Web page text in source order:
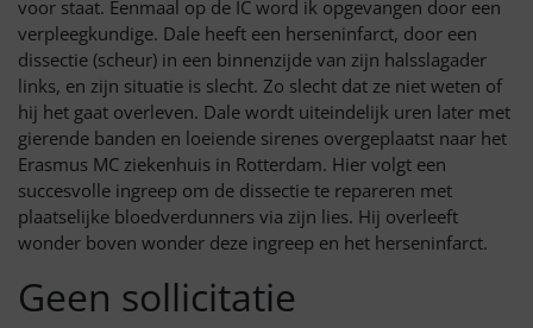
voor staat. Eenmaal op de IC word ik opgevangen door een
verpleegkundige. Dale heeft een herseninfarct, door een
dissectie (scheur) in een binnenzijde van zijn halsslagader
links, en zijn situatie is slecht. Zo slecht dat ze niet weten of
hij het gaat overleven. Dale wordt uiteindelijk uren later met
gierende banden en loeiende sirenes overgeplaatst naar het
Erasmus MC ziekenhuis in Rotterdam. Hier volgt een
succesvolle ingreep om de dissectie te repareren met
plaatselijke bloedverdunners via zijn lies. Hij overleeft
wonder boven wonder deze ingreep en het herseninfarct.
Geen sollicitatie